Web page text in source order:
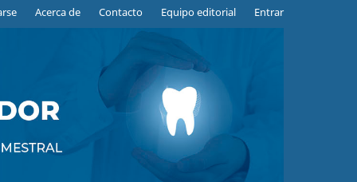
Acerca de Contacto Equipo editorial Entrar